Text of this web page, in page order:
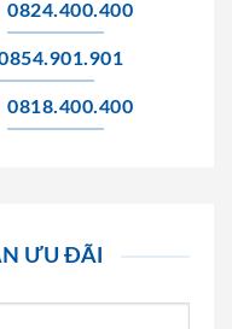
0824.400.400
0818.400.400
ƯU ĐÃI